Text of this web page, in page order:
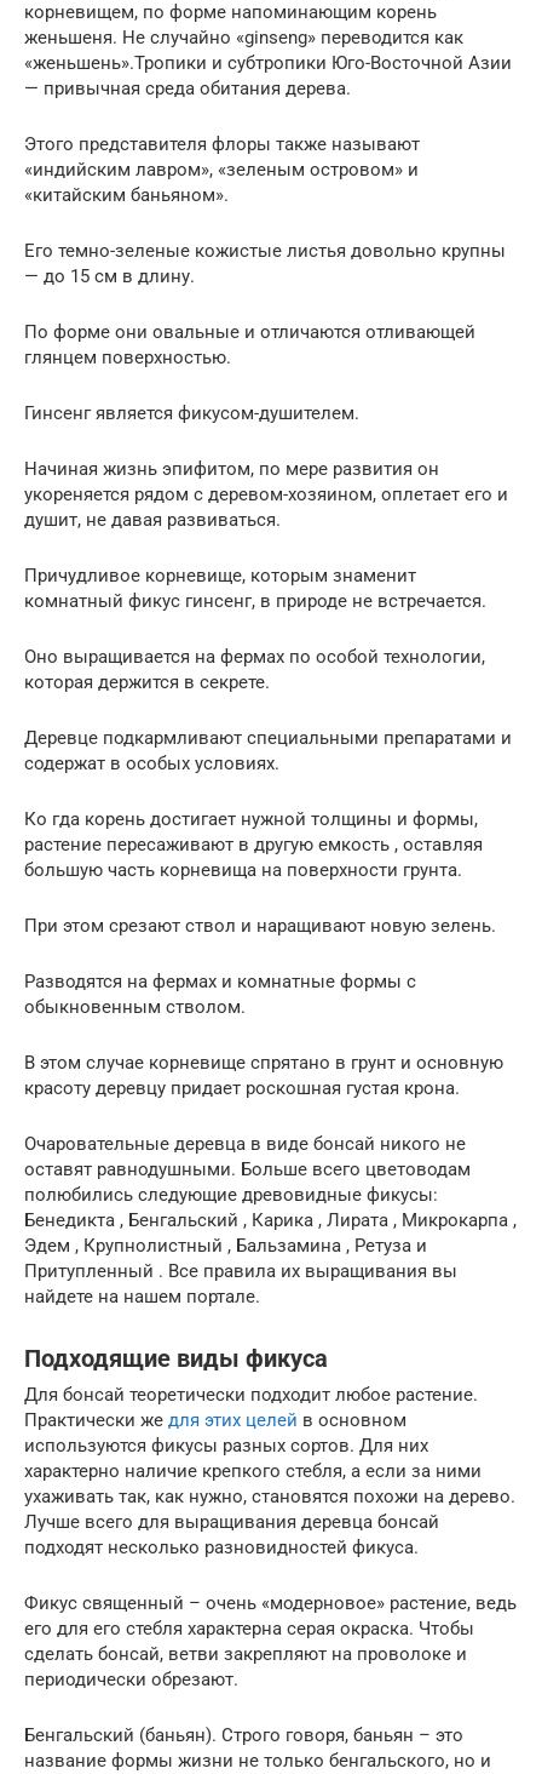
корневищем, по форме напоминающим корень
женьшеня. Не случайно «ginseng» переводится как
«женьшень».Тропики и субтропики Юго-Восточной Азии
— привычная среда обитания дерева.
Этого представителя флоры также называют
«индийским лавром», «зеленым островом» и
«китайским баньяном».
Его темно-зеленые кожистые листья довольно крупны
— до 15 см в длину.
По форме они овальные и отличаются отливающей
глянцем поверхностью.
Гинсенг является фикусом-душителем.
Начиная жизнь эпифитом, по мере развития он
укореняется рядом с деревом-хозяином, оплетает его и
душит, не давая развиваться.
Причудливое корневище, которым знаменит
комнатный фикус гинсенг, в природе не встречается.
Оно выращивается на фермах по особой технологии,
которая держится в секрете.
Деревце подкармливают специальными препаратами и
содержат в особых условиях.
Ко гда корень достигает нужной толщины и формы,
растение пересаживают в другую емкость , оставляя
большую часть корневища на поверхности грунта.
При этом срезают ствол и наращивают новую зелень.
Разводятся на фермах и комнатные формы с
обыкновенным стволом.
В этом случае корневище спрятано в грунт и основную
красоту деревцу придает роскошная густая крона.
Очаровательные деревца в виде бонсай никого не
оставят равнодушными. Больше всего цветоводам
полюбились следующие древовидные фикусы:
Бенедикта , Бенгальский , Карика , Лирата , Микрокарпа ,
Эдем , Крупнолистный , Бальзамина , Ретуза и
Притупленный . Все правила их выращивания вы
найдете на нашем портале.
Подходящие виды фикуса
Для бонсай теоретически подходит любое растение.
Практически же для этих целей в основном
используются фикусы разных сортов. Для них
характерно наличие крепкого стебля, а если за ними
ухаживать так, как нужно, становятся похожи на дерево.
Лучше всего для выращивания деревца бонсай
подходят несколько разновидностей фикуса.
Фикус священный – очень «модерновое» растение, ведь
его для его стебля характерна серая окраска. Чтобы
сделать бонсай, ветви закрепляют на проволоке и
периодически обрезают.
Бенгальский (баньян). Строго говоря, баньян – это
название формы жизни не только бенгальского, но и